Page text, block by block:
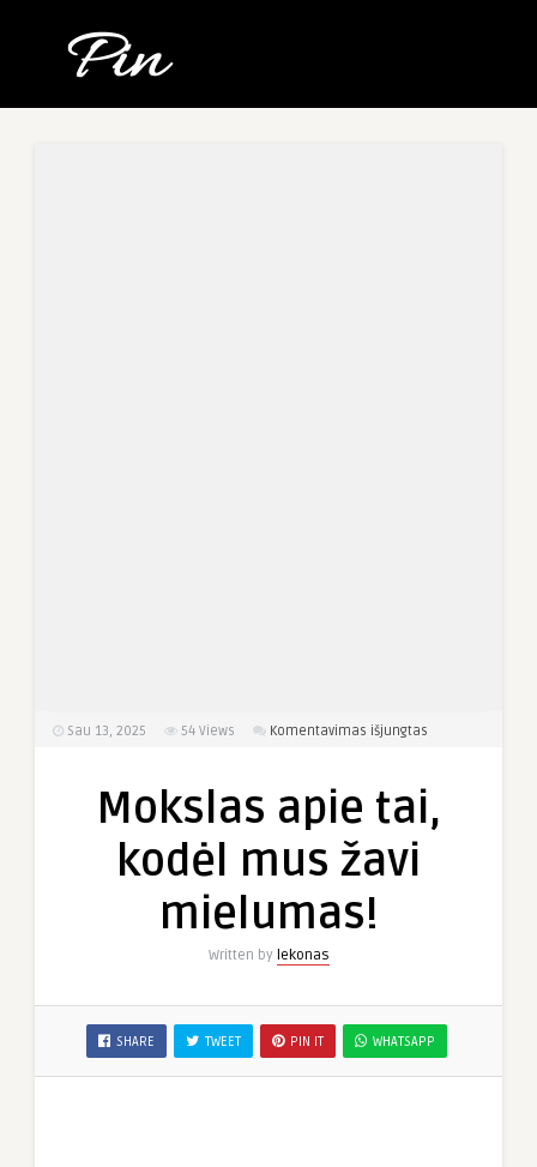
Sau 13, 2025 54 Views Komentavimas išjungtas
kodėl
Mokslas apie tai,
kodėl mus žavi
mielumas!
Written by lekonas
SHARE TWEET PIN IT WHATSAPP